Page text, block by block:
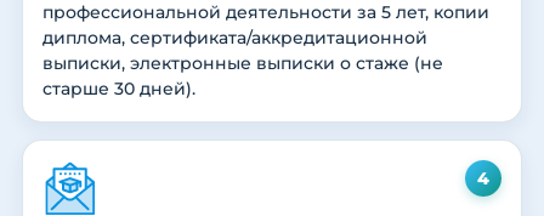
профессиональной деятельности за 5 лет, копии
диплома, сертификата/аккредитационной
выписки, электронные выписки о стаже (не
старше 30 дней).
4